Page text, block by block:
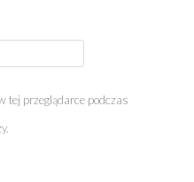
tej przeglądarce podczas